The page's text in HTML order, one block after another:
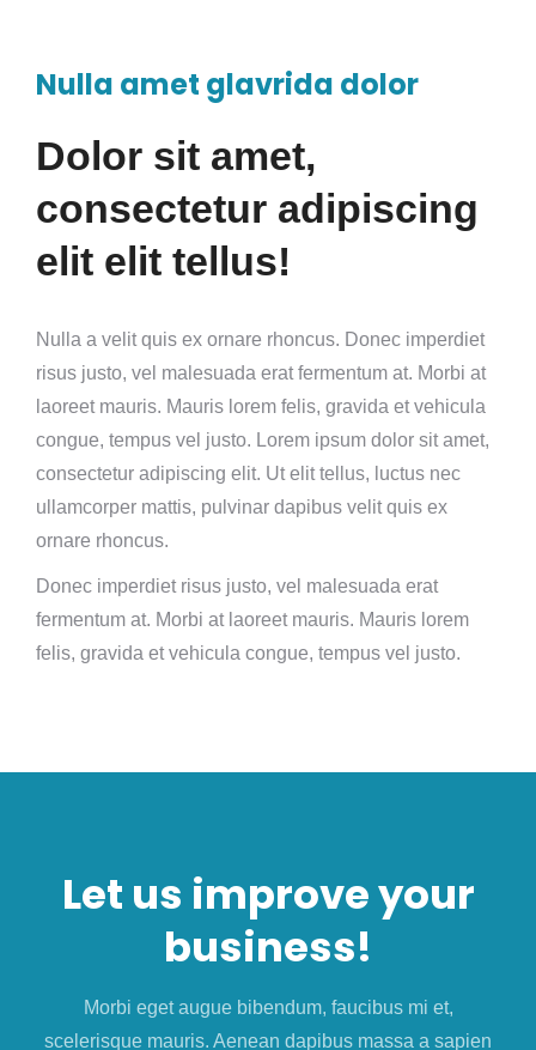
Nulla amet glavrida dolor
Dolor sit amet,
consectetur adipiscing
elit elit tellus!
Nulla a velit quis ex ornare rhoncus. Donec imperdiet
risus justo, vel malesuada erat fermentum at. Morbi at
laoreet mauris. Mauris lorem felis, gravida et vehicula
congue, tempus vel justo. Lorem ipsum dolor sit amet,
consectetur adipiscing elit. Ut elit tellus, luctus nec
ullamcorper mattis, pulvinar dapibus velit quis ex
ornare rhoncus.
Donec imperdiet risus justo, vel malesuada erat
fermentum at. Morbi at laoreet mauris. Mauris lorem
felis, gravida et vehicula congue, tempus vel justo.
Let us improve your
business!
Morbi eget augue bibendum, faucibus mi et,
scelerisque mauris. Aenean dapibus massa a sapien